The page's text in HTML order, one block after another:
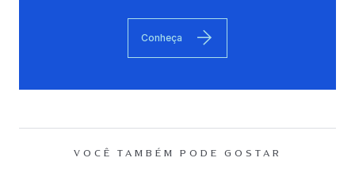
Conheça
VOCÊ TAMBÉM PODE GOSTAR